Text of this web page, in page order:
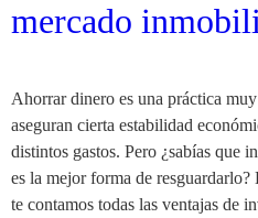
mercado
Ahorrar dinero es una práctica
aseguran cierta estabilidad
distintos gastos. Pero ¿sabías que
es la mejor forma de
te contamos todas las ventajas de